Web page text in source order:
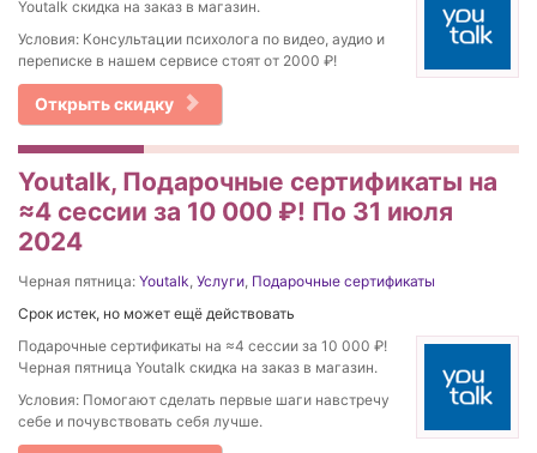
Youtalk скидка на заказ в магазин.
Условия: Консультации психолога по видео, аудио и
переписке в нашем сервисе стоят от 2000 ₽!
Открыть скидку
Youtalk, Подарочные сертификаты на
≈4 сессии за 10 000 ₽! По 31 июля
2024
Черная пятница: Youtalk, Услуги, Подарочные сертификаты
Срок истек, но может ещё действовать
Подарочные сертификаты на ≈4 сессии за 10 000 ₽!
Черная пятница Youtalk скидка на заказ в магазин.
Условия: Помогают сделать первые шаги навстречу
себе и почувствовать себя лучше.